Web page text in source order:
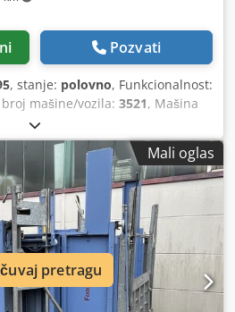
Pozvati
, stanje: polovno, Funkcionalnost:
broj mašine/vozila: 3521, Mašina
tip ZP 9290 - Zapremina
grejanja: 5,5 kW - Kapacitet
priključak: 400 V Credpfx Aezrm
za upotrebu / ostala
u prilogu ili su dostupna Moguća
dogovor u mestu 06502 Thale.
Mali oglas
pretragu